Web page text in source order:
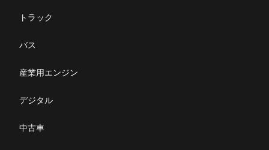
企業情報
お問い合わせ
ニュース・お知らせ
採用情報
リコール情報
トラック
バス
産業用エンジン
デジタル
中古車